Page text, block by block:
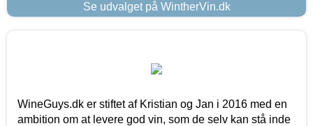
Se udvalget på WintherVin.dk
WineGuys.dk er stiftet af Kristian og Jan i 2016 med en
ambition om at levere god vin, som de selv kan stå inde